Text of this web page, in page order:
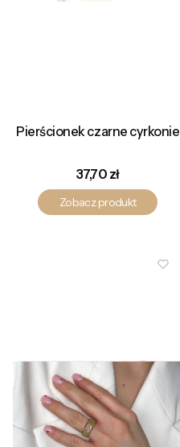
Pierścionek czarne cyrkonie
Cena
37,70 zł
Zobacz produkt